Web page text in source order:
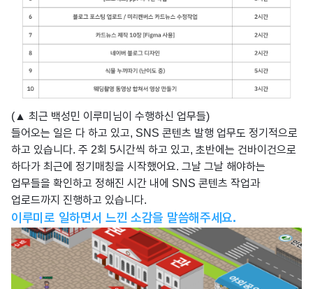
(▲ 최근 백성민 이루미님이 수행하신 업무들)
들어오는 일은 다 하고 있고, SNS 콘텐츠 발행 업무도 정기적으로
하고 있습니다. 주 2회 5시간씩 하고 있고, 초반에는 건바이건으로
하다가 최근에 정기매칭을 시작했어요. 그날 그날 해야하는
업무들을 확인하고 정해진 시간 내에 SNS 콘텐츠 작업과
업로드까지 진행하고 있습니다.
이루미로 일하면서 느낀 소감을 말씀해주세요.